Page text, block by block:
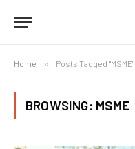
Home » Posts Tagged "MSME"
BROWSING: MSME